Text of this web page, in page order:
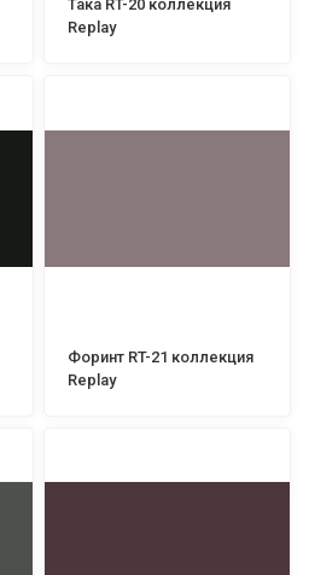
Така RT-20 коллекция
Replay
Форинт RT-21 коллекция
Replay